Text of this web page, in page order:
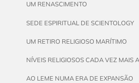
UM RENASCIMENTO
SEDE ESPIRITUAL DE SCIENTOLOGY
UM RETIRO RELIGIOSO MARÍTIMO
NÍVEIS RELIGIOSOS CADA VEZ MAIS
AO LEME NUMA ERA DE EXPANSÃO